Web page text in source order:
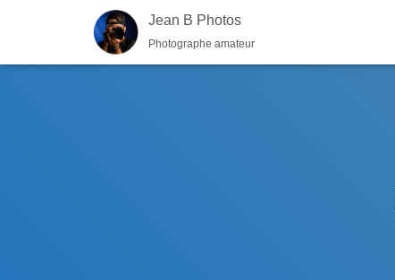
Jean B Photos
Photographe amateur